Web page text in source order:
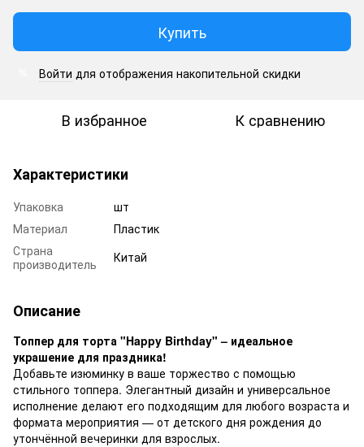
Купить
Войти для отображения накопительной скидки
В избранное К сравнению
Характеристики
Упаковка
шт
Материал
Пластик
Страна
производитель
Китай
Описание
Топпер для торта "Happy Birthday" – идеальное
украшение для праздника!
Добавьте изюминку в ваше торжество с помощью
стильного топпера. Элегантный дизайн и универсальное
исполнение делают его подходящим для любого возраста и
формата мероприятия — от детского дня рождения до
утончённой вечеринки для взрослых.